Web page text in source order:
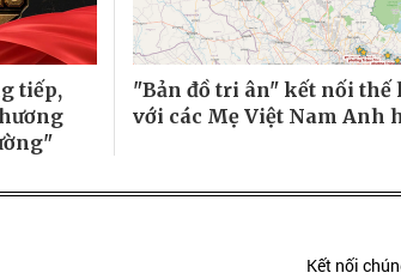
tiếp,
"Bản đồ tri ân" kết nối thế
với các Mẹ Việt Nam Anh
Kết nối